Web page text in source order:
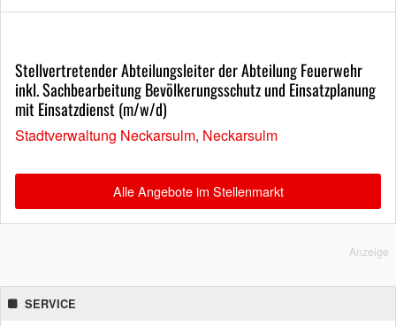
Stellvertretender Abteilungsleiter der Abteilung Feuerwehr
inkl. Sachbearbeitung Bevölkerungsschutz und Einsatzplanung
mit Einsatzdienst (m/w/d)
Stadtverwaltung Neckarsulm, Neckarsulm
Alle Angebote im Stellenmarkt
Anzeige
SERVICE